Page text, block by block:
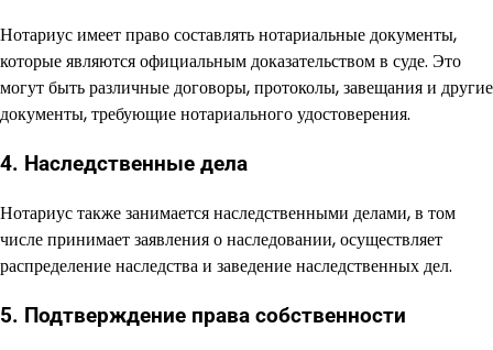
Нотариус имеет право составлять нотариальные документы,
которые являются официальным доказательством в суде. Это
могут быть различные договоры, протоколы, завещания и другие
документы, требующие нотариального удостоверения.
4. Наследственные дела
Нотариус также занимается наследственными делами, в том
числе принимает заявления о наследовании, осуществляет
распределение наследства и заведение наследственных дел.
5. Подтверждение права собственности